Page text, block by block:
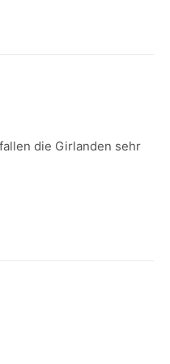
die Girlanden sehr